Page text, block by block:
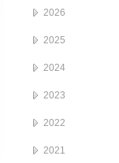
2026
2025
2024
2023
2022
2021